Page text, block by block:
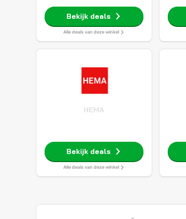
Bekijk deals
Alle deals van deze winkel
HEMA
Bekijk deals
Alle deals van deze winkel